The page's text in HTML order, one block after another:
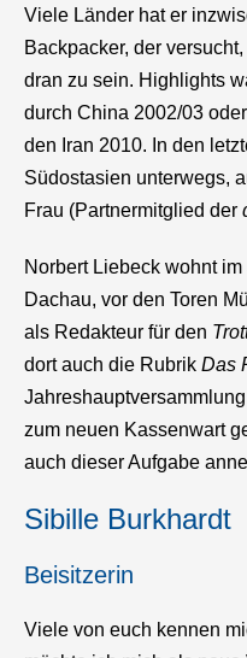
Viele Länder hat er
Backpacker, der
dran zu sein. Highlights
durch China 2002/03
den Iran 2010. In den
Südostasien unterwegs,
Frau (Partnermitglied der
Norbert Liebeck wohnt
Dachau, vor den Toren
als Redakteur für den
dort auch die Rubrik Das
zum neuen Kassenwart
auch dieser Aufgabe
Sibille Burkhardt
Beisitzerin
Viele von euch kennen